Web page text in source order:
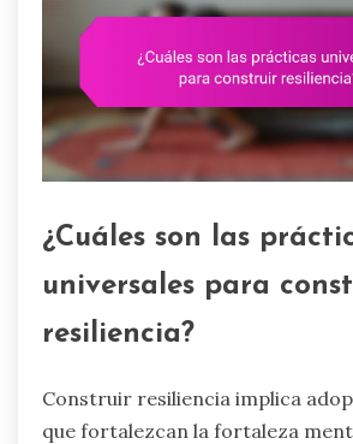
¿Cuáles son las
universales para
resiliencia?
Construir resiliencia implica
que fortalezcan la fortaleza